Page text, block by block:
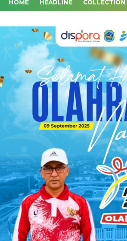
HOME HEADLINE COLLECTION